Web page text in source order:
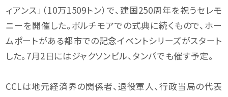
ィアンス」（10万1509トン）で、建国250周年を祝うセレモ
ニーを開催した。ボルチモアでの式典に続くもので、ホー
ムポートがある都市での記念イベントシリーズがスタート
した。7月2日にはジャクソンビル、タンパでも催す予定。
CCLは地元経済界の関係者、退役軍人、行政当局の代表